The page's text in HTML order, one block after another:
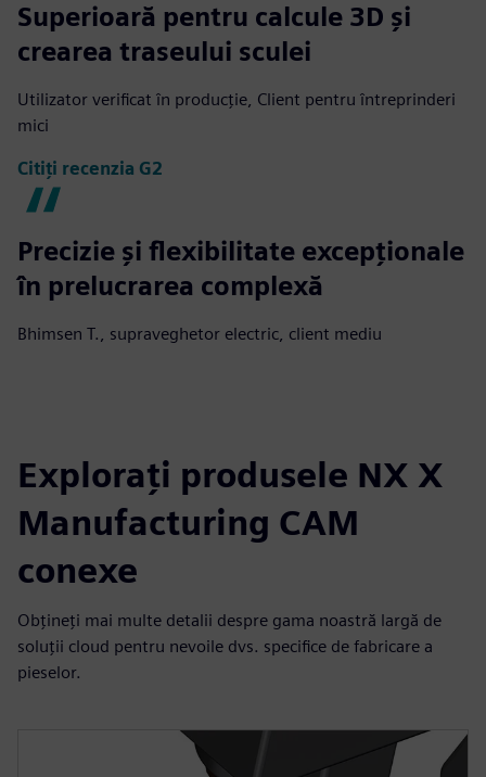
Superioară pentru calcule 3D și
crearea traseului sculei
Utilizator verificat în producție, Client pentru întreprinderi
mici
Citiți recenzia G2
Precizie și flexibilitate excepționale
în prelucrarea complexă
Bhimsen T., supraveghetor electric, client mediu
Exploraţi produsele NX X
Manufacturing CAM
conexe
Obțineți mai multe detalii despre gama noastră largă de
soluții cloud pentru nevoile dvs. specifice de fabricare a
pieselor.